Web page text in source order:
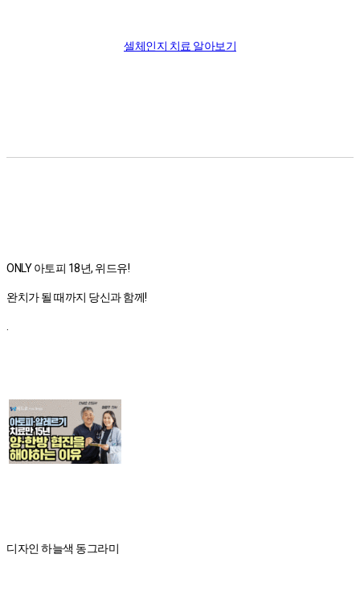
셀체인지 치료 알아보기
ONLY 아토피 18년, 위드유!
완치가 될 때까지 당신과 함께!
디자인 하늘색 동그라미